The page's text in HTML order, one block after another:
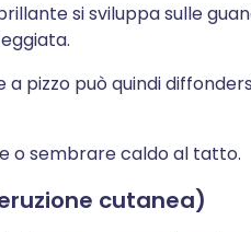
si sviluppa sulle
a pizzo può quindi
o sembrare caldo al tatto.
cutanea)